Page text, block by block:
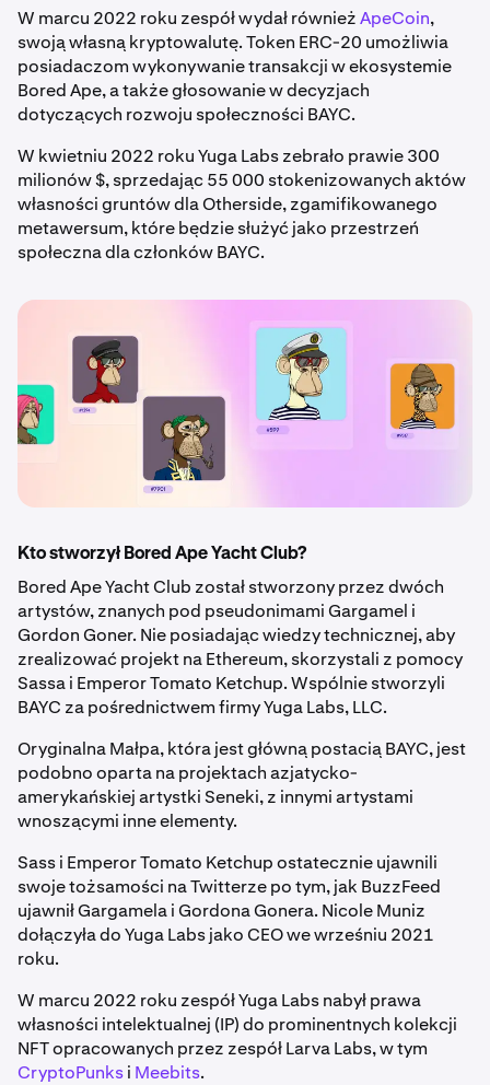
W marcu 2022 roku zespół wydał równieżApeCoin,
swoją własną kryptowalutę. Token ERC-20 umożliwia
posiadaczom wykonywanie transakcji w ekosystemie
Bored Ape, a także głosowanie w decyzjach
dotyczących rozwoju społeczności BAYC.
W kwietniu 2022 roku Yuga Labs zebrało prawie 300
milionów $, sprzedając 55 000 stokenizowanych aktów
własności gruntów dla Otherside, zgamifikowanego
metawersum, które będzie służyć jako przestrzeń
społeczna dla członków BAYC.
Kto stworzył Bored Ape Yacht Club?
Bored Ape Yacht Club został stworzony przez dwóch
artystów, znanych pod pseudonimami Gargamel i
Gordon Goner. Nie posiadając wiedzy technicznej, aby
zrealizować projekt na Ethereum, skorzystali z pomocy
Sassa i Emperor Tomato Ketchup. Wspólnie stworzyli
BAYC za pośrednictwem firmy Yuga Labs, LLC.
Oryginalna Małpa, która jest główną postacią BAYC, jest
podobno oparta na projektach azjatycko-
amerykańskiej artystki Seneki, z innymi artystami
wnoszącymi inne elementy.
Sass i Emperor Tomato Ketchup ostatecznie ujawnili
swoje tożsamości na Twitterze po tym, jak BuzzFeed
ujawnił Gargamela i Gordona Gonera. Nicole Muniz
dołączyła do Yuga Labs jako CEO we wrześniu 2021
roku.
W marcu 2022 roku zespół Yuga Labs nabył prawa
własności intelektualnej (IP) do prominentnych kolekcji
NFT opracowanych przez zespół Larva Labs, w tym
CryptoPunksi Meebits.